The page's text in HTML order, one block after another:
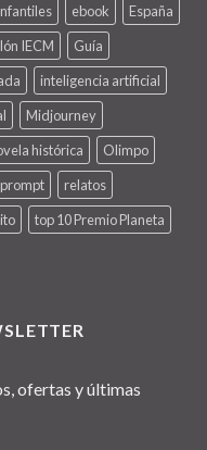
ebook
España
IECM
Guía
inteligencia artificial
Midjourney
histórica
Olimpo
prompt
relatos
top 10 Premio Planeta
ofertas y últimas